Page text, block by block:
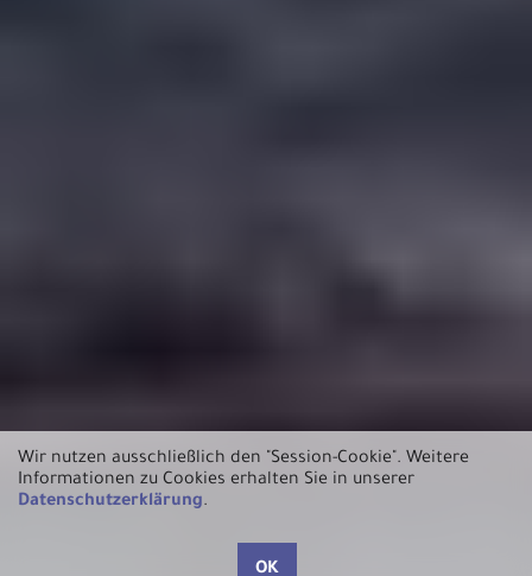
Wir nutzen ausschließlich den "Session-Cookie". Weitere
Informationen zu Cookies erhalten Sie in unserer
Datenschutzerklärung.
OK